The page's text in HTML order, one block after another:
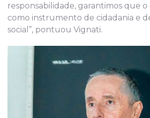
responsabilidade, garantimos que
como instrumento de cidadania e
social”, pontuou Vignati.